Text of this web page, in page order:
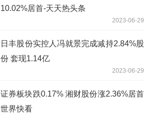
10.02%居首-天天热头条
2023-06-29
日丰股份实控人冯就景完成减持2.84%股
份 套现1.14亿
2023-06-29
证券板块跌0.17% 湘财股份涨2.36%居首
世界快看